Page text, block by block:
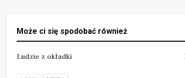
Może ci się spodobać również
Ludzie z okładki